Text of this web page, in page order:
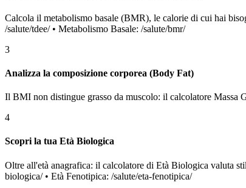
Calcola il metabolismo basale (BMR), le calorie di cui hai
/salute/tdee/ • Metabolismo Basale: /salute/bmr/
3
Analizza la composizione corporea (Body Fat)
Il BMI non distingue grasso da muscolo: il calcolatore Massa
4
Scopri la tua Età Biologica
Oltre all'età anagrafica: il calcolatore di Età Biologica valuta
biologica/ • Età Fenotipica: /salute/eta-fenotipica/